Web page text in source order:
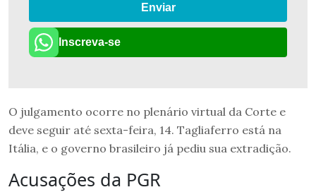
Enviar
Inscreva-se
O julgamento ocorre no plenário virtual da Corte e
deve seguir até sexta-feira, 14. Tagliaferro está na
Itália, e o governo brasileiro já pediu sua extradição.
Acusações da PGR